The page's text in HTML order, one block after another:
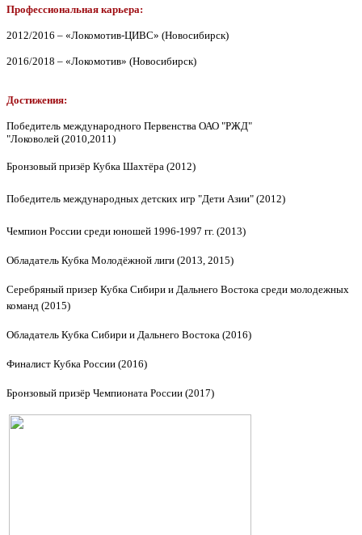
Профессиональная карьера:
2012/2016 – «Локомотив-ЦИВС» (Новосибирск)
2016/2018 – «Локомотив» (Новосибирск)
Достижения:
Победитель международного Первенства ОАО "РЖД"
"Локоволей (2010,2011)
Бронзовый призёр Кубка Шахтёра (2012)
Победитель международных детских игр "Дети Азии" (2012)
Чемпион России среди юношей 1996-1997 гг. (2013)
Обладатель Кубка Молодёжной лиги (2013, 2015)
Серебряный призер Кубка Сибири и Дальнего Востока среди молодежных
команд (2015)
Обладатель Кубка Сибири и Дальнего Востока (2016)
Финалист Кубка России (2016)
Бронзовый призёр Чемпионата России (2017)